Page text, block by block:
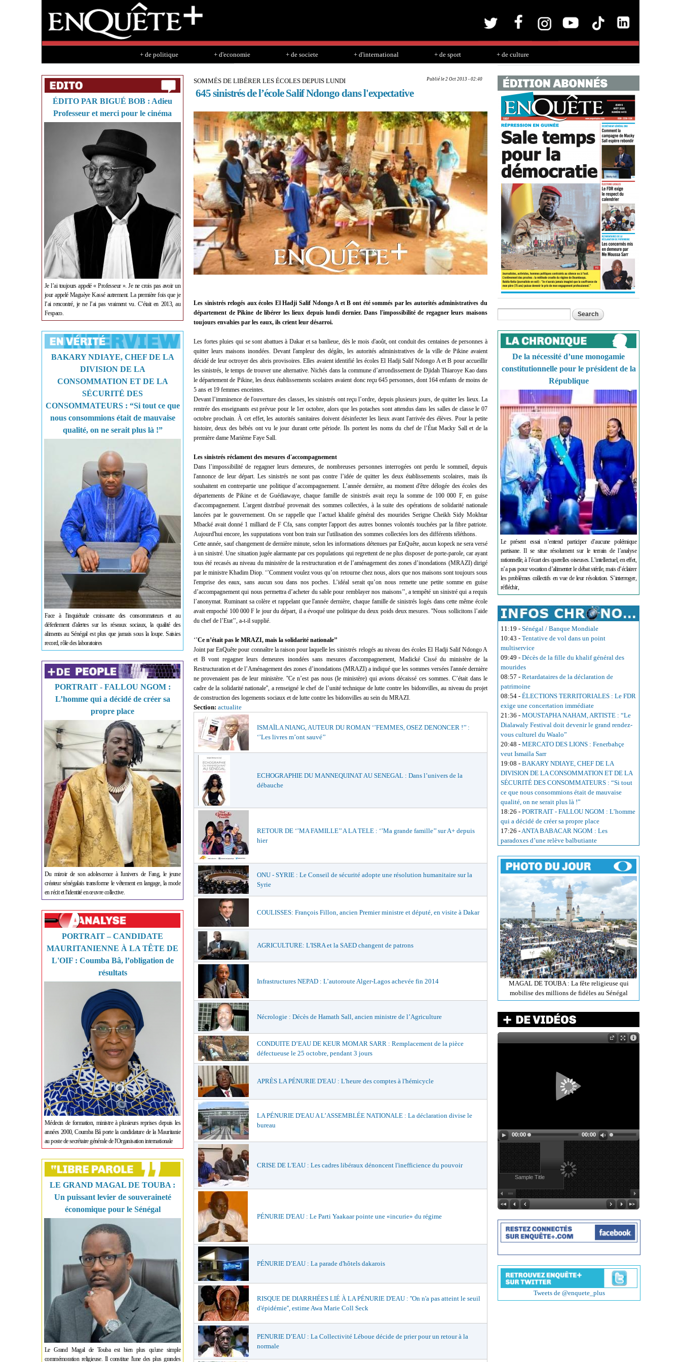
+ de politique + d'economie + de societe + d'international + de sport + de culture
ÉDITO PAR BIGUÉ BOB : Adieu
Professeur et merci pour le cinéma
Je l’ai toujours appelé « Professeur ». Je ne crois pas avoir un
jour appelé Maguèye Kassé autrement. La première fois que je
l’ai rencontré, je ne l’ai pas vraiment vu. C’était en 2013, au
Fespaco.
BAKARY NDIAYE, CHEF DE LA
DIVISION DE LA
CONSOMMATION ET DE LA
SÉCURITÉ DES
CONSOMMATEURS : “Si tout ce que
nous consommions était de mauvaise
qualité, on ne serait plus là !”
Face à l'inquiétude croissante des consommateurs et au
déferlement d'alertes sur les réseaux sociaux, la qualité des
aliments au Sénégal est plus que jamais sous la loupe. Saisies
record, rôle des laboratoires
PORTRAIT - FALLOU NGOM :
L’homme qui a décidé de créer sa
propre place
Du miroir de son adolescence à l'univers de Fang, le jeune
créateur sénégalais transforme le vêtement en langage, la mode
en récit et l'identité en œuvre collective.
PORTRAIT – CANDIDATE
MAURITANIENNE À LA TÊTE DE
L'OIF : Coumba Bâ, l’obligation de
résultats
Médecin de formation, ministre à plusieurs reprises depuis les
années 2000, Coumba Bâ porte la candidature de la Mauritanie
au poste de secrétaire générale de l'Organisation internationale
LE GRAND MAGAL DE TOUBA :
Un puissant levier de souveraineté
économique pour le Sénégal
Le Grand Magal de Touba est bien plus qu'une simple
commémoration religieuse. Il constitue l'une des plus grandes
Publié le 2 Oct 2013 - 02:40
SOMMÉS DE LIBÉRER LES ÉCOLES DEPUIS LUNDI
645 sinistrés de l’école Salif Ndongo dans l'expectative
Les sinistrés relogés aux écoles El Hadji Salif Ndongo A et B ont été sommés par les autorités administratives du
département de Pikine de libérer les lieux depuis lundi dernier. Dans l'impossibilité de regagner leurs maisons
toujours envahies par les eaux, ils crient leur désarroi.
Les fortes pluies qui se sont abattues à Dakar et sa banlieue, dès le mois d'août, ont conduit des centaines de personnes à
quitter leurs maisons inondées. Devant l'ampleur des dégâts, les autorités administratives de la ville de Pikine avaient
décidé de leur octroyer des abris provisoires. Elles avaient identifié les écoles El Hadji Salif Ndongo A et B pour accueillir
les sinistrés, le temps de trouver une alternative. Nichés dans la commune d’arrondissement de Djidah Thiaroye Kao dans
le département de Pikine, les deux établissements scolaires avaient donc reçu 645 personnes, dont 164 enfants de moins de
5 ans et 19 femmes enceintes.
Devant l’imminence de l'ouverture des classes, les sinistrés ont reçu l’ordre, depuis plusieurs jours, de quitter les lieux. La
rentrée des enseignants est prévue pour le 1er octobre, alors que les potaches sont attendus dans les salles de classe le 07
octobre prochain. À cet effet, les autorités sanitaires doivent désinfecter les lieux avant l'arrivée des élèves.Pour la petite
histoire, deux des bébés ont vu le jour durant cette période. Ils portent les noms du chef de l’État Macky Sall et de la
première dame Marième Faye Sall.
Les sinistrés réclament des mesures d'accompagnement
Dans l’impossibilité de regagner leurs demeures, de nombreuses personnes interrogées ont perdu le sommeil, depuis
l'annonce de leur départ. Les sinistrés ne sont pas contre l’idée de quitter les deux établissements scolaires, mais ils
souhaitent en contrepartie une politique d’accompagnement. L’année dernière, au moment d'être délogée des écoles des
départements de Pikine et de Guédiawaye, chaque famille de sinistrés avait reçu la somme de 100 000 F, en guise
d'accompagnement. L'argent distribué provenait des sommes collectées, à la suite des opérations de solidarité nationale
lancées par le gouvernement. On se rappelle que l’actuel khalife général des mourides Serigne Cheikh Sidy Mokhtar
Mbacké avait donné 1 milliard de F Cfa, sans compter l'apport des autres bonnes volontés touchées par la fibre patriote.
Aujourd'hui encore, les supputations vont bon train sur l'utilisation des sommes collectées lors des différents téléthons.
Cette année, sauf changement de dernière minute, selon les informations détenues par EnQuête, aucun kopeck ne sera versé
à un sinistré. Une situation jugée alarmante par ces populations qui regrettent de ne plus disposer de porte-parole, car ayant
tous été recasés au niveau du ministère de la restructuration et de l’aménagement des zones d’inondations (MRAZI) dirigé
par le ministre Khadim Diop. ‘’Comment voulez vous qu’on retourne chez nous, alors que nos maisons sont toujours sous
l'emprise des eaux, sans aucun sou dans nos poches. L’idéal serait qu’on nous remette une petite somme en guise
d’accompagnement qui nous permettra d’acheter du sable pour remblayer nos maisons’’, a tempêté un sinistré qui a requis
l’anonymat. Ruminant sa colère et rappelant que l'année dernière, chaque famille de sinistrés logés dans cette même école
avait empoché 100 000 F le jour du départ, il a évoqué une politique du deux poids deux mesures. ''Nous sollicitons l’aide
du chef de l’Etat’’, a-t-il supplié.
‘’Ce n’était pas le MRAZI, mais la solidarité nationale’’
Joint par EnQuête pour connaître la raison pour laquelle les sinistrés relogés au niveau des écoles El Hadji Salif Ndongo A
et B vont regagner leurs demeures inondées sans mesures d'accompagnement, Madické Cissé du ministère de la
Restructuration et de l’Aménagement des zones d’inondations (MRAZI) a indiqué que les sommes versées l'année dernière
ne provenaient pas de leur ministère. ''Ce n’est pas nous (le ministère) qui avions décaissé ces sommes. C’était dans le
cadre de la solidarité nationale'', a renseigné le chef de l’unité technique de lutte contre les bidonvilles, au niveau du projet
de construction des logements sociaux et de lutte contre les bidonvilles au sein du MRAZI.
Section: actualite
ISMAÏLA NIANG, AUTEUR DU ROMAN ‘’FEMMES, OSEZ DENONCER !’’ :
‘’Les livres m’ont sauvé’’
ECHOGRAPHIE DU MANNEQUINAT AU SENEGAL : Dans l’univers de la
débauche
RETOUR DE ‘’MA FAMILLE’’ A LA TELE : ‘’Ma grande famille’’ sur A+ depuis
hier
ONU - SYRIE : Le Conseil de sécurité adopte une résolution humanitaire sur la
Syrie
COULISSES: François Fillon, ancien Premier ministre et député, en visite à Dakar
AGRICULTURE: L'ISRA et la SAED changent de patrons
Infrastructures NEPAD : L’autoroute Alger-Lagos achevée fin 2014
Nécrologie : Décès de Hamath Sall, ancien ministre de l’Agriculture
CONDUITE D’EAU DE KEUR MOMAR SARR : Remplacement de la pièce
défectueuse le 25 octobre, pendant 3 jours
APRÈS LA PÉNURIE D'EAU : L'heure des comptes à l'hémicycle
LA PÉNURIE D'EAU A L’ASSEMBLÉE NATIONALE : La déclaration divise le
bureau
CRISE DE L'EAU : Les cadres libéraux dénoncent l'inefficience du pouvoir
PÉNURIE D'EAU : Le Parti Yaakaar pointe une «incurie» du régime
PÉNURIE D’EAU : La parade d'hôtels dakarois
RISQUE DE DIARRHÉES LIÉ À LA PÉNURIE D'EAU : ''On n'a pas atteint le seuil
d'épidémie'', estime Awa Marie Coll Seck
PENURIE D’EAU : La Collectivité Léboue décide de prier pour un retour à la
normale
Search form
De la nécessité d’une monogamie
constitutionnelle pour le président de la
République
Le présent essai n’entend participer d’aucune polémique
partisane. Il se situe résolument sur le terrain de l’analyse
rationnelle, à l’écart des querelles oiseuses. L’intellectuel, en effet,
n’a pas pour vocation d’alimenter le débat stérile, mais d’éclairer
les problèmes collectifs en vue de leur résolution. S’interroger,
réfléchir,
11:19 - Sénégal / Banque Mondiale
10:43 - Tentative de vol dans un point
multiservice
09:49 - Décès de la fille du khalif général des
mourides
08:57 - Retardataires de la déclaration de
patrimoine
08:54 - ÉLECTIONS TERRITORIALES : Le FDR
exige une concertation immédiate
21:36 - MOUSTAPHA NAHAM, ARTISTE : “Le
Dialawaly Festival doit devenir le grand rendez-
vous culturel du Waalo”
20:48 - MERCATO DES LIONS : Fenerbahçe
veut Ismaïla Sarr
19:08 - BAKARY NDIAYE, CHEF DE LA
DIVISION DE LA CONSOMMATION ET DE LA
SÉCURITÉ DES CONSOMMATEURS : “Si tout
ce que nous consommions était de mauvaise
qualité, on ne serait plus là !”
18:26 - PORTRAIT - FALLOU NGOM : L’homme
qui a décidé de créer sa propre place
17:26 -ANTA BABACAR NGOM : Les
paradoxes d’une relève balbutiante
MAGAL DE TOUBA : La fête religieuse qui
mobilise des millions de fidèles au Sénégal
00:00 00:00
Sample Title
Tweets de @enquete_plus